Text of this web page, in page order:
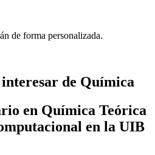
de forma personalizada.
de Química
en Química Teórica
en la UIB